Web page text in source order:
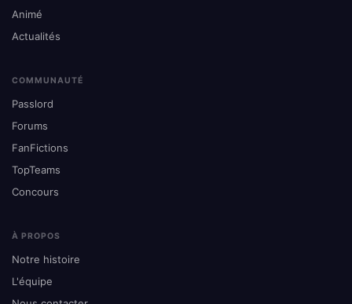
Animé
Actualités
COMMUNAUTÉ
Passlord
Forums
FanFictions
TopTeams
Concours
À PROPOS
Notre histoire
L'équipe